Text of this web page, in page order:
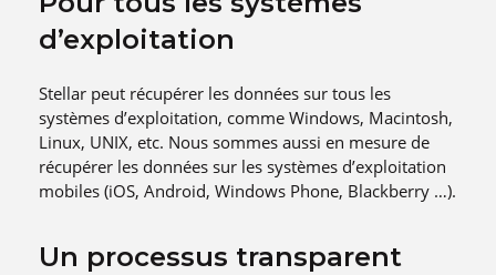
d’exploitation
Stellar peut récupérer les données sur tous les
systèmes d’exploitation, comme Windows, Macintosh,
Linux, UNIX, etc. Nous sommes aussi en mesure de
récupérer les données sur les systèmes d’exploitation
mobiles (iOS, Android, Windows Phone, Blackberry …).
Un processus transparent